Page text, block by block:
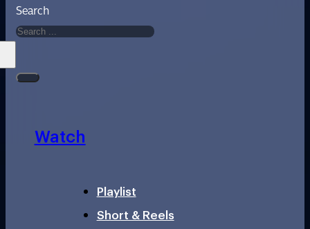
Search
Watch
Playlist
Short & Reels